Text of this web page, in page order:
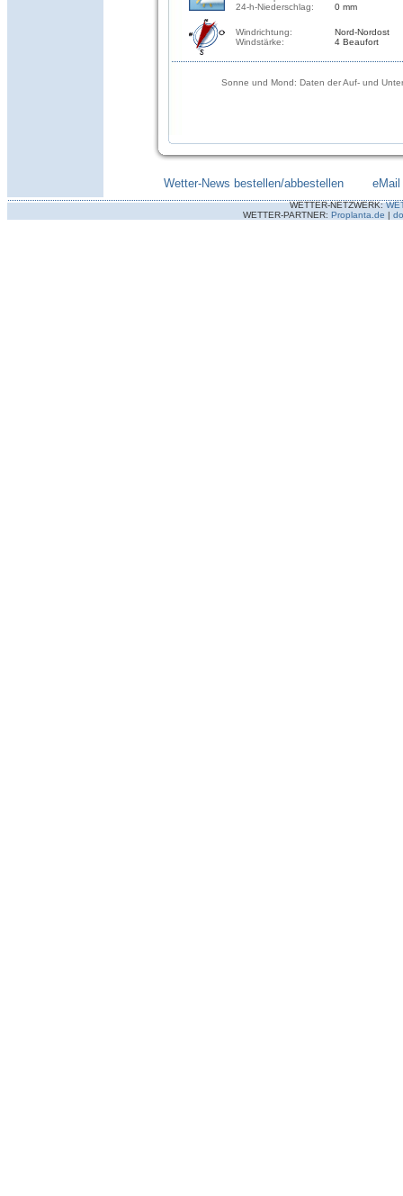
24-h-Niederschlag:
0 mm
Windrichtung:
Windstärke:
Nord-Nordost
4 Beaufort
Sonne und Mond: Daten der Auf- und
Wetter-News bestellen/abbestellen eMail
WETTER-NETZWERK:
WETTER-PARTNER: Proplanta.de |